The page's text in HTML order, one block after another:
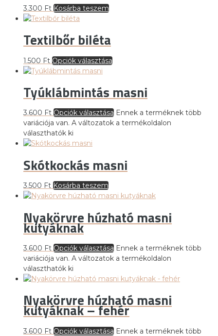
3.300 Ft Kosárba teszem
Textilbőr biléta
1.500 Ft Opciók választása
Tyúklábmintás masni
3.600 Ft Opciók választása Ennek a terméknek több
variációja van. A változatok a termékoldalon
választhatók ki
Skótkockás masni
3.500 Ft Kosárba teszem
Nyakörvre húzható masni
kutyáknak
3.600 Ft Opciók választása Ennek a terméknek több
variációja van. A változatok a termékoldalon
választhatók ki
Nyakörvre húzható masni
kutyáknak – fehér
3.600 Ft Opciók választása Ennek a terméknek több